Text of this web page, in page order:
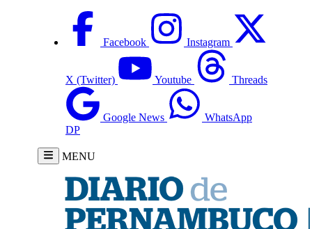
Facebook Instagram
X (Twitter) Youtube Threads
Google News
WhatsApp
DP
MENU